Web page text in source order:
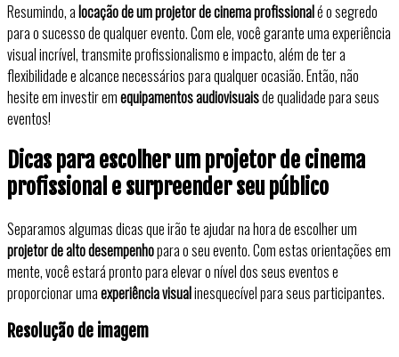
Resumindo, alocação de um projetor de cinema profissionalé o segredo
para o sucesso de qualquer evento. Com ele, você garante uma experiência
visual incrível, transmite profissionalismo e impacto, além de ter a
flexibilidade e alcance necessários para qualquer ocasião. Então, não
hesite em investir emequipamentos audiovisuaisde qualidade para seus
eventos!
Dicas para escolher um projetor de cinema
profissional e surpreender seu público
Separamos algumas dicas que irão te ajudar na hora de escolher um
projetor de alto desempenhopara o seu evento. Com estas orientações em
mente, você estará pronto para elevar o nível dos seus eventos e
proporcionar umaexperiência visualinesquecível para seus participantes.
Resolução de imagem